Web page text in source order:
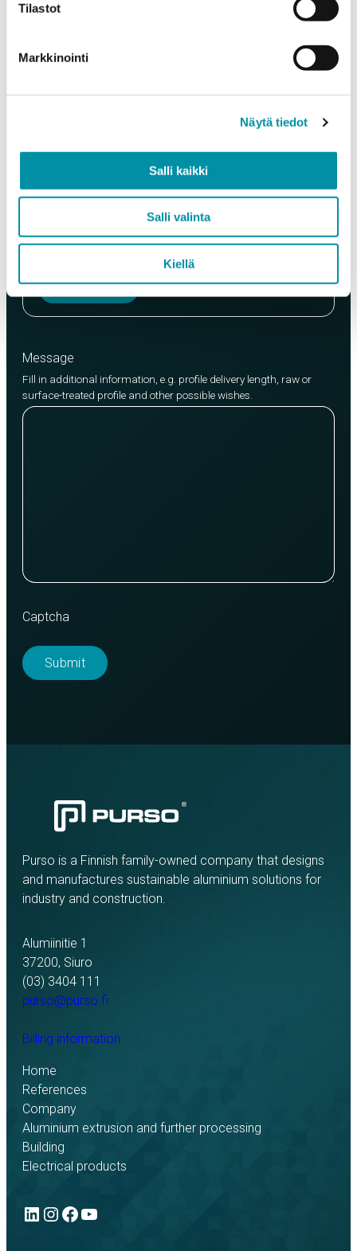
Tilastot
Markkinointi
Näytä tiedot
Salli kaikki
Salli valinta
Kiellä
Quality
EN AW-6082 (min. 500kg)
Add product
Message
Fill in additional information, e.g. profile delivery length, raw or
surface-treated profile and other possible wishes.
Captcha
Purso is a Finnish family-owned company that designs
and manufactures sustainable aluminium solutions for
industry and construction.
Alumiinitie 1
37200, Siuro
(03) 3404 111
purso@purso.fi
Billing information
Home
References
Company
Aluminium extrusion and further processing
Building
Electrical products
LinkedIn
Instagram
Facebook
YouTube